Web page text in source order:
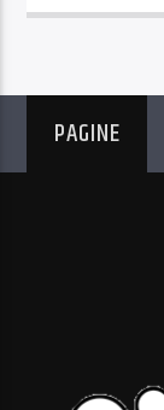
PAGINE